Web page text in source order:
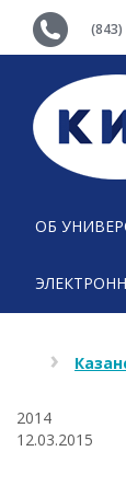
(843)
ОБ
2014
12.03.2015